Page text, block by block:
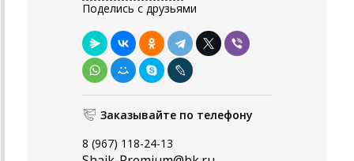
Поделись с друзьями
Заказывайте по телефону
8 (967) 118-24-13